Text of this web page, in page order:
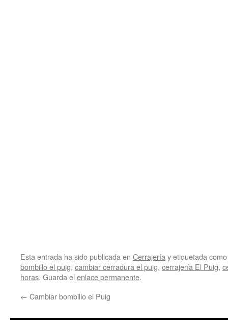
Esta entrada ha sido publicada en Cerrajería y etiquetada
bombillo el puig, cambiar cerradura el puig, cerrajería El Puig,
horas. Guarda el enlace permanente.
← Cambiar bombillo el Puig